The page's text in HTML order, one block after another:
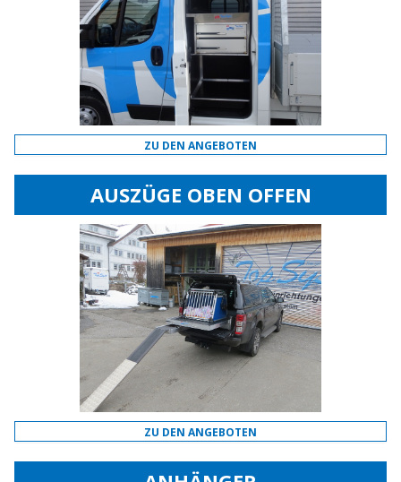
ZU DEN ANGEBOTEN
AUSZÜGE OBEN OFFEN
ZU DEN ANGEBOTEN